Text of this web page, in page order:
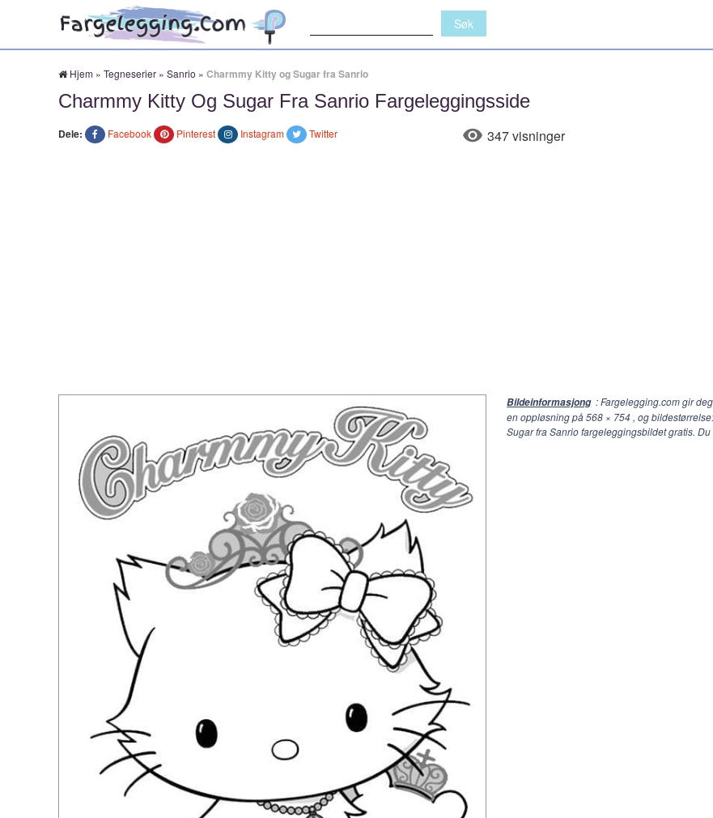
Hjem » Tegneserier » Sanrio » Charmmy Kitty og Sugar fra Sanrio
Charmmy Kitty Og Sugar Fra Sanrio Fargeleggingsside
Dele: Facebook Pinterest Instagram Twitter 347 visninger
Bildeinformasjong : Fargelegging.com gir
en oppløsning på568 × 754 , og
Sugar fra Sanrio fargeleggingsbildet gratis.